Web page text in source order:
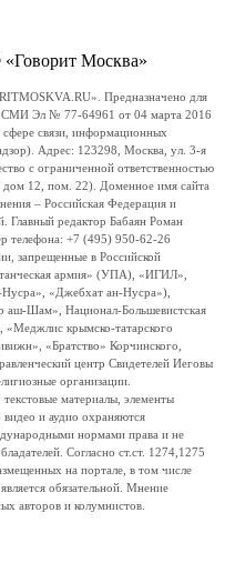
Москва»
Предназначено для
СМИ Эл № 77-64961 от 04 марта 2016
связи, информационных
Адрес: 123298, Москва, ул. 3-я
с ограниченной ответственностью
12, пом. 22). Доменное имя сайта
– Российская Федерация и
Главный редактор Бабаян Роман
телефона: +7 (495) 950-62-26
запрещенные в Российской
армия» (УПА), «ИГИЛ»,
«Джебхат ан-Нусра»),
аш-Шам», Национал-Большевистская
крымско-татарского
«Братство» Корчинского,
центр Свидетелей Иеговы
организации.
материалы, элементы
и аудио охраняются
нормами права и не
Согласно ст.ст. 1274,1275
на портале, в том числе
обязательной. Мнение
авторов и колумнистов.